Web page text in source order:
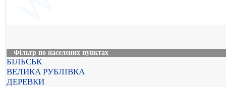
Фільтр по населених пунктах
БІЛЬСЬК
ВЕЛИКА РУБЛІВКА
ДЕРЕВКИ